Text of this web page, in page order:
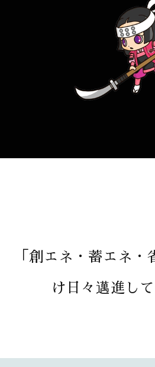
「創エネ・蓄エネ・
け日々邁進し